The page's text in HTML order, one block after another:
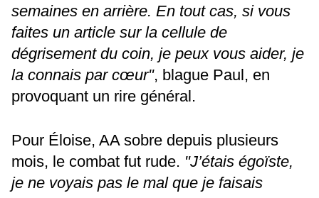
semaines en arrière. En tout cas, si vous
faites un article sur la cellule de
dégrisement du coin, je peux vous aider, je
la connais par cœur", blague Paul, en
provoquant un rire général.
Pour Éloise, AA sobre depuis plusieurs
mois, le combat fut rude. "J’étais égoïste,
je ne voyais pas le mal que je faisais